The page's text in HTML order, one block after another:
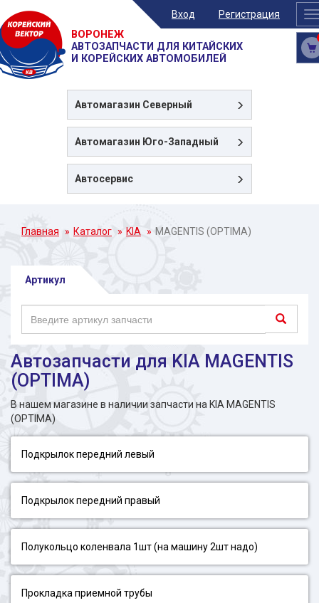
Вход Регистрация
ВОРОНЕЖ
АВТОЗАПЧАСТИ ДЛЯ КИТАЙСКИХ
И КОРЕЙСКИХ АВТОМОБИЛЕЙ
Автомагазин Северный
Автомагазин Юго-Западный
Автосервис
Главная Каталог KIA MAGENTIS (OPTIMA)
Артикул
Автозапчасти для KIA MAGENTIS
(OPTIMA)
В нашем магазине в наличии запчасти на KIA MAGENTIS
(OPTIMA)
Подкрылок передний левый
Подкрылок передний правый
Полукольцо коленвала 1шт (на машину 2шт надо)
Прокладка приемной трубы